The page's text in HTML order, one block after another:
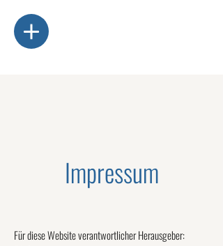
Impressum
Für diese Website verantwortlicher Herausgeber: